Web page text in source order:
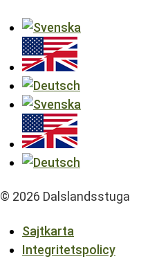
© 2026 Dalslandsstuga
Sajtkarta
Integritetspolicy